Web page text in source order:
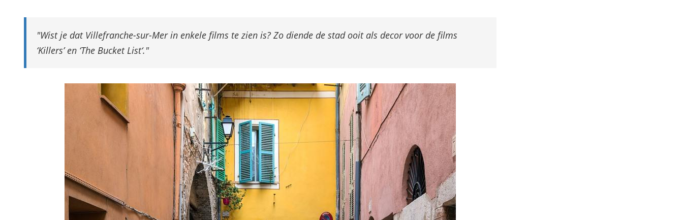
Wist je dat Villefranche-sur-Mer in enkele films te zien is? Zo diende de stad ooit als decor voor de films
‘Killers’ en ‘The Bucket List‘.